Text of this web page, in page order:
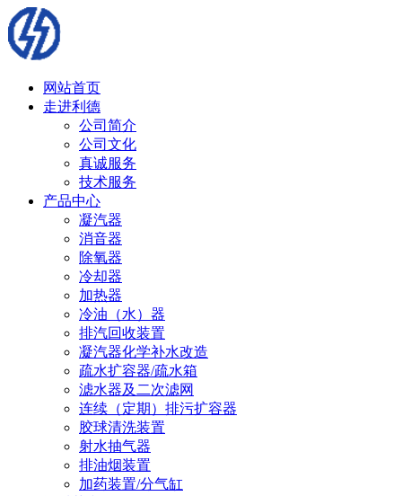
网站首页
走进利德
公司简介
公司文化
真诚服务
技术服务
产品中心
凝汽器
消音器
除氧器
冷却器
加热器
冷油（水）器
排汽回收装置
凝汽器化学补水改造
疏水扩容器/疏水箱
滤水器及二次滤网
连续（定期）排污扩容器
胶球清洗装置
射水抽气器
排油烟装置
加药装置/分气缸